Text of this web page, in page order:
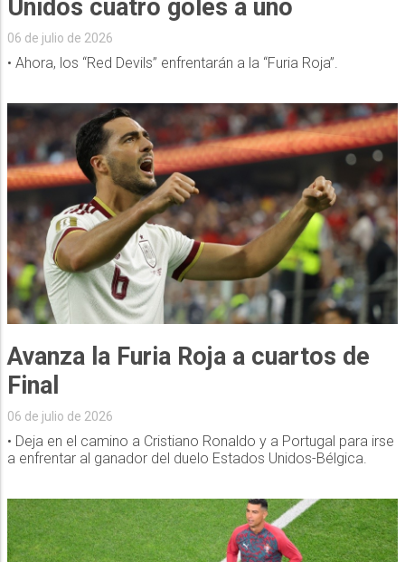
Unidos cuatro goles a uno
06 de julio de 2026
• Ahora, los “Red Devils” enfrentarán a la “Furia Roja”.
Avanza la Furia Roja a cuartos de
Final
06 de julio de 2026
• Deja en el camino a Cristiano Ronaldo y a Portugal para irse
a enfrentar al ganador del duelo Estados Unidos-Bélgica.